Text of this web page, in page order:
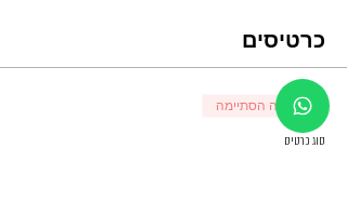
כרטיסים
המכירה הסתיימה
סוג כרטיס